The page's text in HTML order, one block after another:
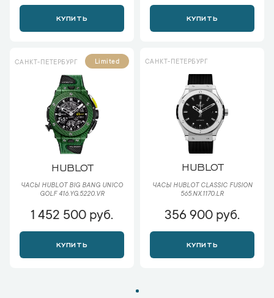
КУПИТЬ КУПИТЬ
САНКТ-ПЕТЕРБУРГ Limited
HUBLOT
ЧАСЫ HUBLOT BIG BANG UNICO
GOLF 416.YG.5220.VR
1 452 500 руб.
КУПИТЬ
САНКТ-ПЕТЕРБУРГ
HUBLOT
ЧАСЫ HUBLOT CLASSIC FUSION
565.NX.1170.LR
356 900 руб.
КУПИТЬ